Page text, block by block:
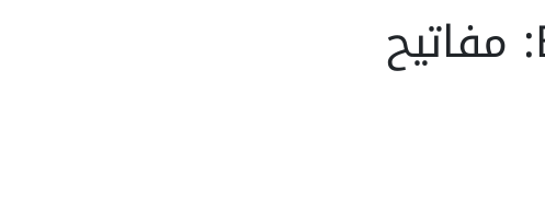
Bticino - Living Now: مفاتيح